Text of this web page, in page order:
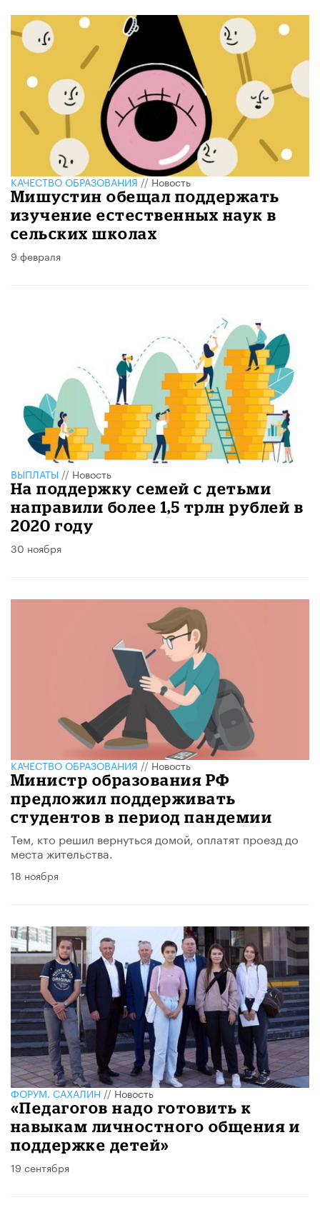
КАЧЕСТВО ОБРАЗОВАНИЯ//Новость
Мишустин обещал поддержать
изучение естественных наук в
сельских школах
9 февраля
ВЫПЛАТЫ // Новость
На поддержку семей с детьми
направили более 1,5 трлн рублей​ в
2020 году
30 ноября
КАЧЕСТВО ОБРАЗОВАНИЯ//Новость
Министр образования РФ
предложил поддерживать
студентов в период пандемии
Тем, кто решил вернуться домой, оплатят проезд до
места жительства.
18 ноября
ФОРУМ. САХАЛИН//Новость
«Педагогов надо готовить к
навыкам личностного общения и
поддержке детей»
19 сентября